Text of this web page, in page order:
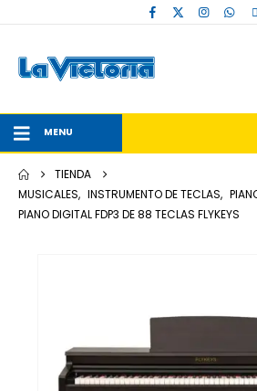
MENU
TIENDA
MUSICALES, INSTRUMENTO DE TECLAS,
PIANO DIGITAL FDP3 DE 88 TECLAS FLYKEYS